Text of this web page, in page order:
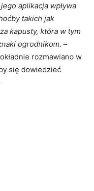
aplikacja wpływa
takich jak
kapusty, która w tym
ogrodnikom. –
rozmawiano w
się dowiedzieć